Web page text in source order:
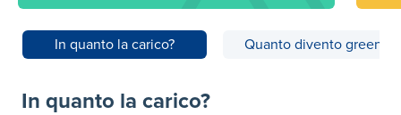
In quanto la carico? Quanto divento green?
In quanto la carico?